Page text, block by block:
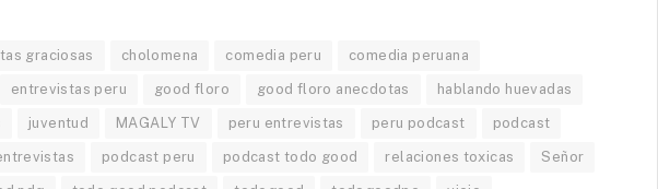
graciosas cholomena comedia peru comedia peruana
entrevistas peru good floro good floro anecdotas hablando huevadas
juventud MAGALY TV peru entrevistas peru podcast podcast
podcast peru podcast todo good relaciones toxicas Señor